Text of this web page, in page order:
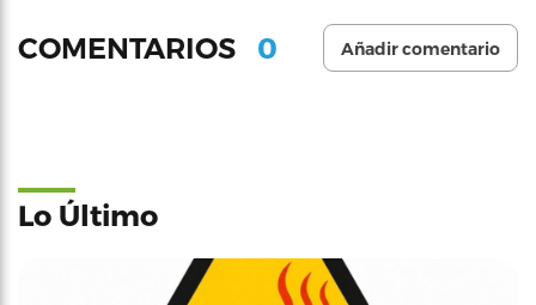
COMENTARIOS 0 Añadir comentario
Lo Último